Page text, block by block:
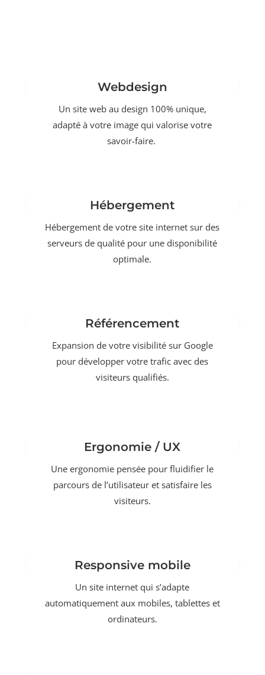
Webdesign
Un site web au design 100% unique,
adapté à votre image qui valorise votre
savoir-faire.
Hébergement
Hébergement de votre site internet sur des
serveurs de qualité pour une disponibilité
optimale.
Référencement
Expansion de votre visibilité sur Google
pour développer votre trafic avec des
visiteurs qualifiés.
Ergonomie / UX
Une ergonomie pensée pour fluidifier le
parcours de l’utilisateur et satisfaire les
visiteurs.
Responsive mobile
Un site internet qui s’adapte
automatiquement aux mobiles, tablettes et
ordinateurs.